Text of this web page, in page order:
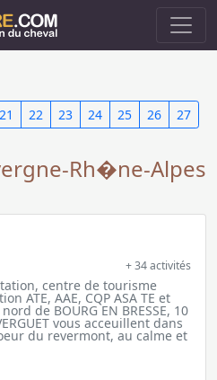
21 22 23 24 25 26 27
Rh�ne-Alpes
+ 34 activités
centre de tourisme
ATE, AAE, CQP ASA TE et
de BOURG EN BRESSE, 10
vous acceuillent dans
du revermont, au calme et